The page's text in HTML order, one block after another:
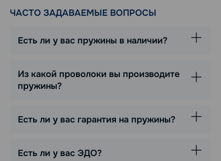
ЧАСТО ЗАДАВАЕМЫЕ ВОПРОСЫ
Есть ли у вас пружины в наличии?
Из какой проволоки вы производите
пружины?
Есть ли у вас гарантия на пружины?
Есть ли у вас ЭДО?